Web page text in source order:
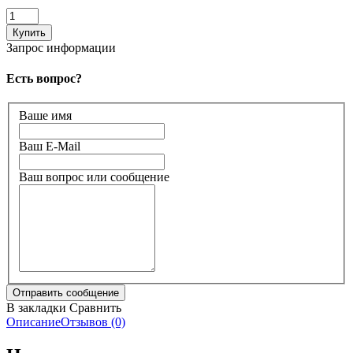
Запрос информации
Есть вопрос?
Ваше имя
Ваш E-Mail
Ваш вопрос или сообщение
В закладки Сравнить
ОписаниеОтзывов (0)